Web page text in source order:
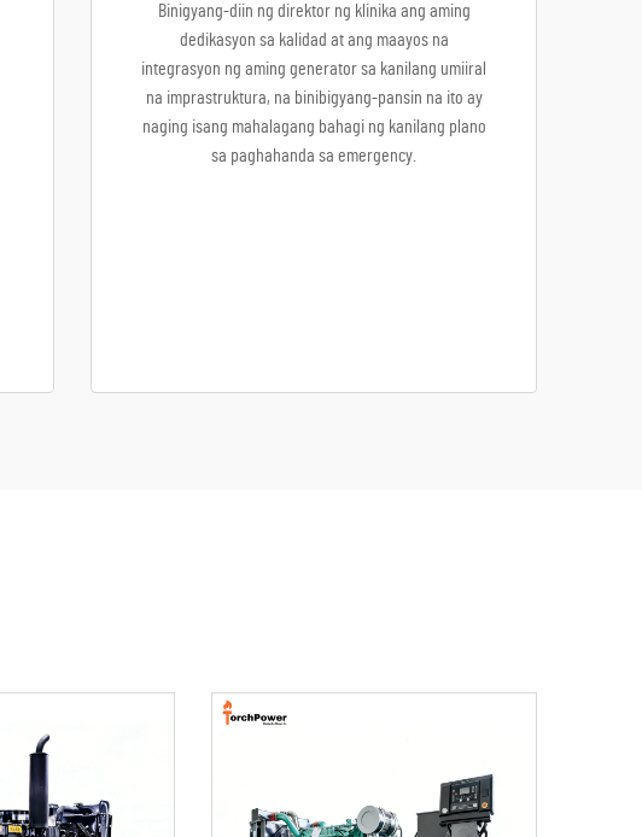
Binigyang-diin ng direktor ng klinika ang aming
dedikasyon sa kalidad at ang maayos na
integrasyon ng aming generator sa kanilang umiiral
na imprastruktura, na binibigyang-pansin na ito ay
naging isang mahalagang bahagi ng kanilang plano
sa paghahanda sa emergency.